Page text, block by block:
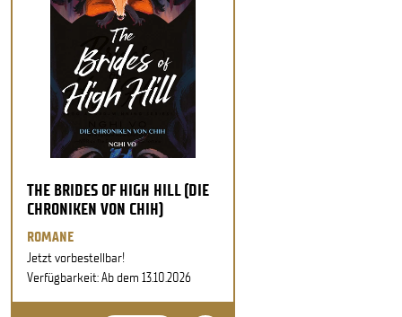
THE BRIDES OF HIGH HILL (DIE
CHRONIKEN VON CHIH)
ROMANE
Jetzt vorbestellbar!
Verfügbarkeit: Ab dem 13.10.2026